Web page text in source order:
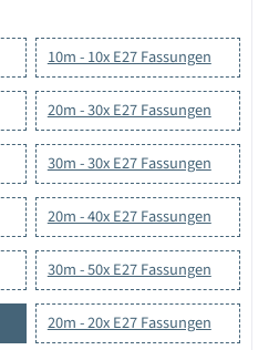
10m - 10x E27 Fassungen
20m - 30x E27 Fassungen
30m - 30x E27 Fassungen
20m - 40x E27 Fassungen
30m - 50x E27 Fassungen
20m - 20x E27 Fassungen